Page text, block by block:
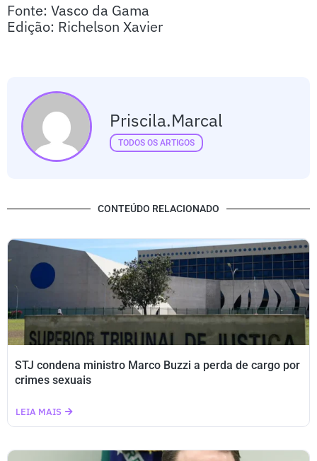
Fonte: Vasco da Gama
Edição: Richelson Xavier
Priscila.marcal
TODOS OS ARTIGOS
CONTEÚDO RELACIONADO
STJ condena ministro Marco Buzzi a perda de cargo por
crimes sexuais
LEIA MAIS